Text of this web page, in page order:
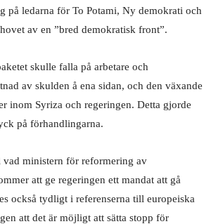
på ledarna för To Potami, Ny demokrati och
av en ”bred demokratisk front”.
skulle falla på arbetare och
av skulden å ena sidan, och den växande
inom Syriza och regeringen. Detta gjorde
på förhandlingarna.
ministern för reformering av
att ge regeringen ett mandat att gå
också tydligt i referenserna till europeiska
att det är möjligt att sätta stopp för